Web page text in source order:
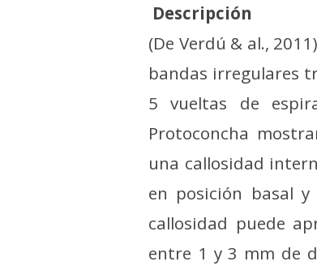
Descripción
(De Verdú & al.,
bandas irregulares
5 vueltas de
Protoconcha
una callosidad
en posición basal
callosidad puede
entre 1 y 3 mm de